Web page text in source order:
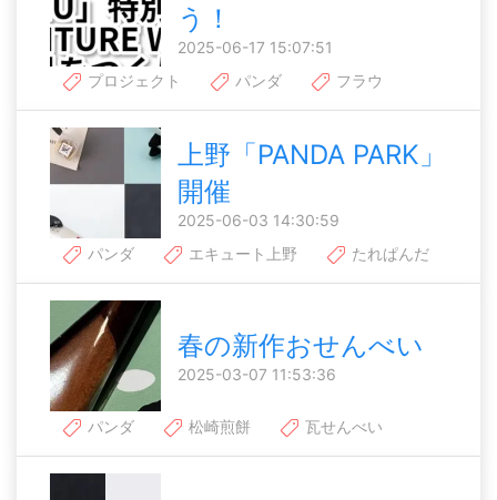
う！
2025-06-17 15:07:51
プロジェクト
パンダ フラウ
上野「PANDA PARK」
開催
2025-06-03 14:30:59
パンダ
エキュート上野 たれぱんだ
春の新作おせんべい
2025-03-07 11:53:36
パンダ 松崎煎餅 瓦せんべい